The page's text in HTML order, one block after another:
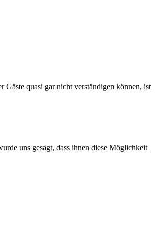
quasi gar nicht verständigen können, ist
uns gesagt, dass ihnen diese Möglichkeit